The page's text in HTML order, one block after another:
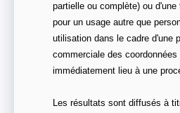
partielle ou complète) ou
pour un usage autre que
utilisation dans le cadre d'une
commerciale des
immédiatement lieu à une
Les résultats sont diffusés à